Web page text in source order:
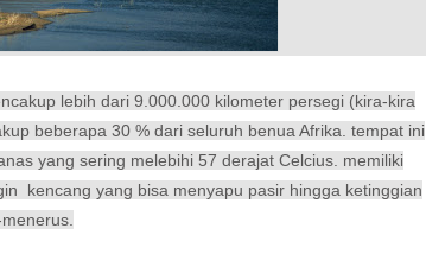
lebih dari 9.000.000 kilometer persegi (kira-kira
beberapa 30 % dari seluruh benua Afrika. tempat ini
yang sering melebihi 57 derajat Celcius. memiliki
kencang yang bisa menyapu pasir hingga ketinggian